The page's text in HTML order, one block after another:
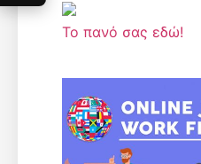
Το πανό σας εδώ!